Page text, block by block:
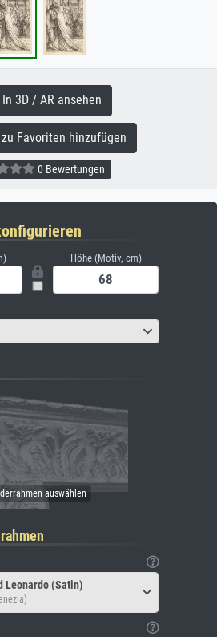
In 3D / AR ansehen
Favoriten hinzufügen
0 Bewertungen
Höhe (Motiv, cm)
Leonardo (Satin)